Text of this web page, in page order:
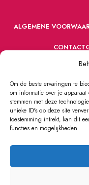
Om de beste ervaringen te
om informatie over je
stemmen met deze
unieke ID's op deze site
toestemming intrekt, kan dit
functies en mogelijkheden.
ALGEMENE
CONTACT
VOORDEFUN.NL